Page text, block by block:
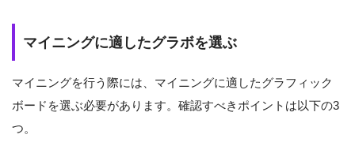
マイニングに適したグラボを選ぶ
マイニングを行う際には、マイニングに適したグラフィック
ボードを選ぶ必要があります。確認すべきポイントは以下の3
つ。